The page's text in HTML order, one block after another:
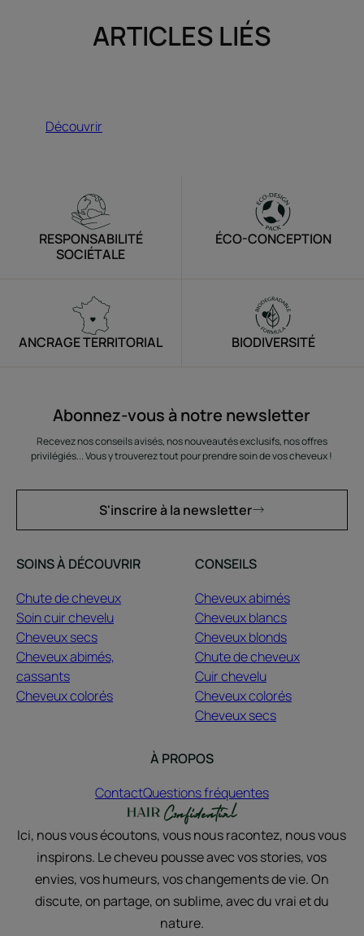
ARTICLES LIÉS
Découvrir
RESPONSABILITÉ
SOCIÉTALE
ÉCO-CONCEPTION
ANCRAGE TERRITORIAL BIODIVERSITÉ
Abonnez-vous à notre newsletter
Recevez nos conseils avisés, nos nouveautés exclusifs, nos offres
privilégiés... Vous y trouverez tout pour prendre soin de vos cheveux !
S'inscrire à la newsletter
SOINS À DÉCOUVRIR
Chute de cheveux
Soin cuir chevelu
Cheveux secs
Cheveux abimés,
cassants
Cheveux colorés
CONSEILS
Cheveux abimés
Cheveux blancs
Cheveux blonds
Chute de cheveux
Cuir chevelu
Cheveux colorés
Cheveux secs
À PROPOS
ContactQuestions fréquentes
Ici, nous vous écoutons, vous nous racontez, nous vous
inspirons. Le cheveu pousse avec vos stories, vos
envies, vos humeurs, vos changements de vie. On
discute, on partage, on sublime, avec du vrai et du
nature.